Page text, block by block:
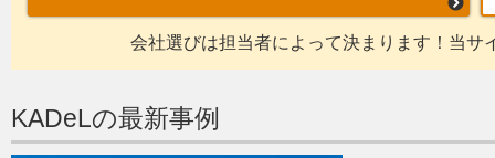
会社選びは担当者によって決まります！当サ
KADeLの最新事例